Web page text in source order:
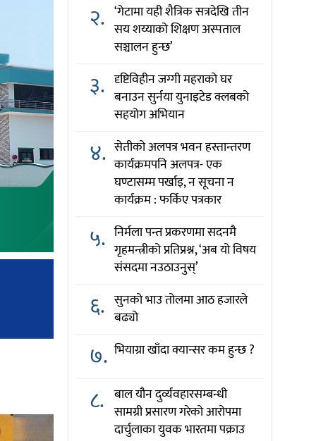
२. ‘गेटामा यही शैत्रिक सत्रदेखि तीन
सय शय्याको शिक्षण अस्पताल
सञ्चालन हुन्छ’
३. दृष्टिविहीन जग्गी महराको घर
बनाउन सुर्नया युनाइटेड क्लबको
सहयोग अभियान
४. सेतीको अलपत्र भवन हस्तान्तरण
कार्यक्रमपनि अलपत्र- एक
घण्टासम्म पर्खाइ, न सूचना न
कार्यक्रम : फर्किए पत्रकार
५. निर्मला पन्त प्रकरणमा सदनमै
गृहमन्त्रीको प्रतिप्रश्न, ‘अब यो विषय
संसदमा नउठाउनुस्’
६. सुनको भाउ तोलमा आठ हजारले
बढ्यो
७. भियाग्रा खाँदा क्यान्सर कम हुन्छ ?
८. बाल यौन दुर्व्यवहारसम्बन्धी
सामग्री प्रसारण गरेको आरोपमा
दार्चुलाका युवक भारतमा पक्राउ